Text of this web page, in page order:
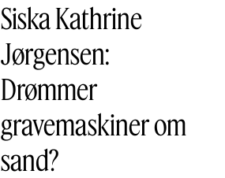
Siska Kathrine
Jørgensen:
Drømmer
gravemaskiner om
sand?